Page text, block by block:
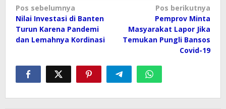
Navigasi
pos
Pos sebelumnya
Nilai Investasi di Banten
Turun Karena Pandemi
dan Lemahnya Kordinasi
Pos berikutnya
Pemprov Minta
Masyarakat Lapor Jika
Temukan Pungli Bansos
Covid-19